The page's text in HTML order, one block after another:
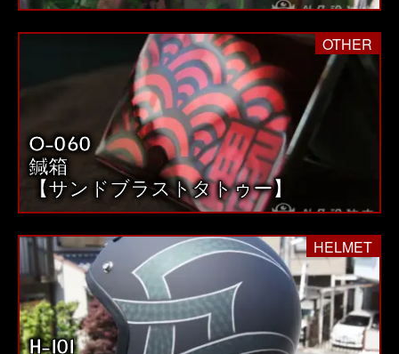
OTHER
O-060
鍼箱
【サンドブラストタトゥー】
HELMET
H-101